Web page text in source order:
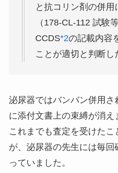
と抗コリン剤の併用
（178-CL-112 試験
CCDS*2の記載内容
ことが適切と判断し
泌尿器ではバンバン併用さ
に添付文書上の束縛が消え
これまでも査定を受けた
が、泌尿器の先生には毎回
っていました。